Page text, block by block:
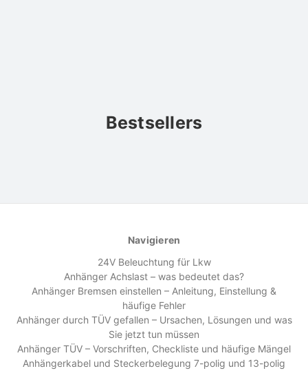
Bestsellers
Navigieren
24V Beleuchtung für Lkw
Anhänger Achslast – was bedeutet das?
Anhänger Bremsen einstellen – Anleitung, Einstellung &
häufige Fehler
Anhänger durch TÜV gefallen – Ursachen, Lösungen und was
Sie jetzt tun müssen
Anhänger TÜV – Vorschriften, Checkliste und häufige Mängel
Anhängerkabel und Steckerbelegung 7-polig und 13-polig